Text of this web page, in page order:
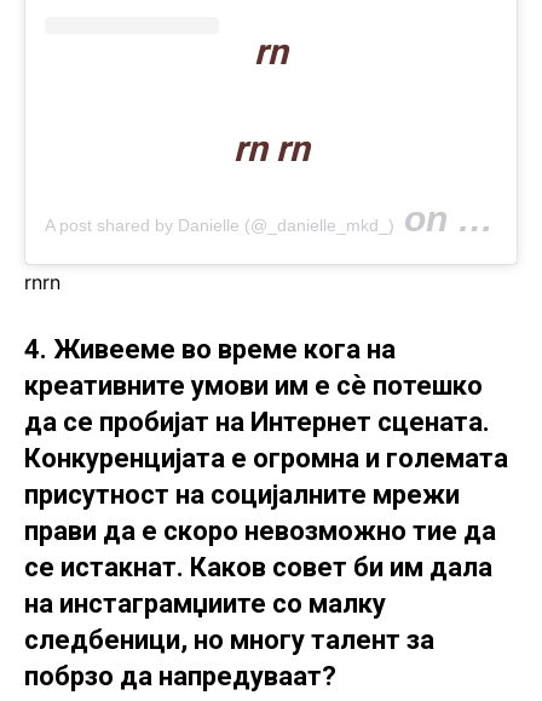
rn
rn rn
A post shared by Danielle (@_danielle_mkd_) on Feb 7,
rnrn
4. Живееме во време кога на
креативните умови им е сè потешко
да се пробијат на Интернет сцената.
Конкуренцијата е огромна и големата
присутност на социјалните мрежи
прави да е скоро невозможно тие да
се истакнат. Каков совет би им дала
на инстаграмџиите со малку
следбеници, но многу талент за
побрзо да напредуваат?